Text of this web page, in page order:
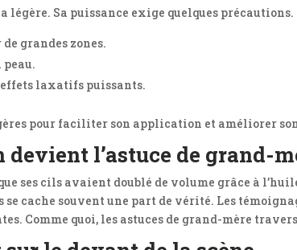
légère. Sa puissance exige quelques précautions.
grandes zones.
laxatifs puissants.
pour faciliter son application et améliorer
l’astuce de grand-
ses cils avaient doublé de volume grâce à
cache souvent une part de vérité. Les
Comme quoi, les astuces de grand-mère